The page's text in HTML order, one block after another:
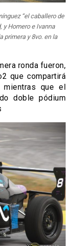
“el caballero de
y Homero e Ivanna
primera y 8vo. en la
ronda fueron,
que compartirá
mientras que el
doble pódium